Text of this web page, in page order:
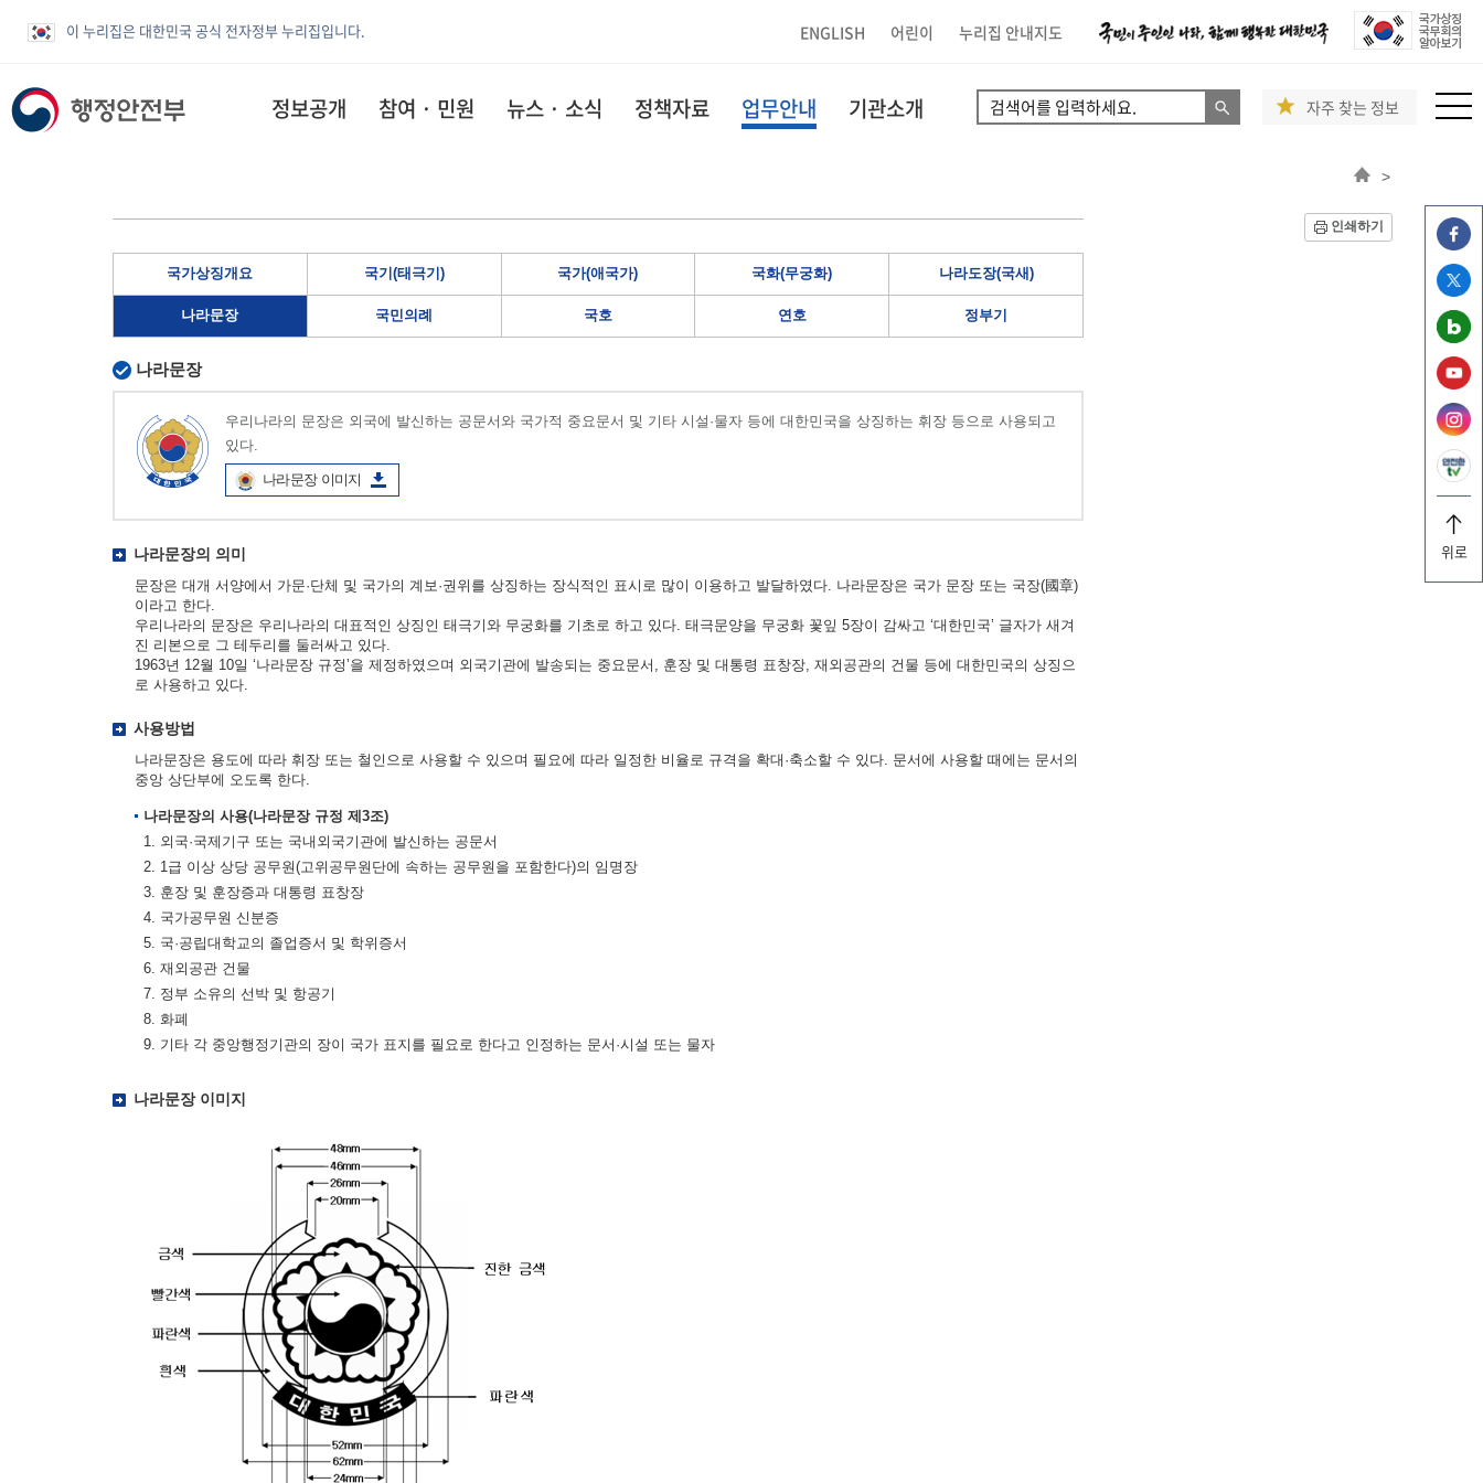
이 누리집은 대한민국 공식 전자정부 누리집입니다. ENGLISH 어린이 누리집 안내지도
위로
정보공개 참여 · 민원 뉴스 · 소식 정책자료 업무안내 기관소개 자주 찾는 정보
>
인쇄하기
국가상징개요 국기(태극기) 국가(애국가) 국화(무궁화) 나라도장(국새)
나라문장 국민의례 국호 연호 정부기
나라문장
우리나라의 문장은 외국에 발신하는 공문서와 국가적 중요문서 및 기타 시설·물자 등에 대한민국을 상징하는 휘장 등으로 사용되고
있다.
나라문장 이미지
나라문장의 의미
문장은 대개 서양에서 가문·단체 및 국가의 계보·권위를 상징하는 장식적인 표시로 많이 이용하고 발달하였다. 나라문장은 국가 문장 또는 국장(國章)
이라고 한다.
우리나라의 문장은 우리나라의 대표적인 상징인 태극기와 무궁화를 기초로 하고 있다. 태극문양을 무궁화 꽃잎 5장이 감싸고 ‘대한민국’ 글자가 새겨
진 리본으로 그 테두리를 둘러싸고 있다.
1963년 12월 10일 ‘나라문장 규정’을 제정하였으며 외국기관에 발송되는 중요문서, 훈장 및 대통령 표창장, 재외공관의 건물 등에 대한민국의 상징으
로 사용하고 있다.
사용방법
나라문장은 용도에 따라 휘장 또는 철인으로 사용할 수 있으며 필요에 따라 일정한 비율로 규격을 확대·축소할 수 있다. 문서에 사용할 때에는 문서의
중앙 상단부에 오도록 한다.
나라문장의 사용(나라문장 규정 제3조)
1. 외국·국제기구 또는 국내외국기관에 발신하는 공문서
2. 1급 이상 상당 공무원(고위공무원단에 속하는 공무원을 포함한다)의 임명장
3. 훈장 및 훈장증과 대통령 표창장
4. 국가공무원 신분증
5. 국·공립대학교의 졸업증서 및 학위증서
6. 재외공관 건물
7. 정부 소유의 선박 및 항공기
8. 화폐
9. 기타 각 중앙행정기관의 장이 국가 표지를 필요로 한다고 인정하는 문서·시설 또는 물자
나라문장 이미지